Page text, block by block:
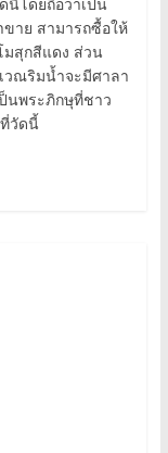
โดยถือว่าเป็น
าย สามารถซื้อให้
มสุกสีแดง ส่วน
วณริมน้ำจะมีศาลา
นพระภิกษุที่ชาว
วัดนี้